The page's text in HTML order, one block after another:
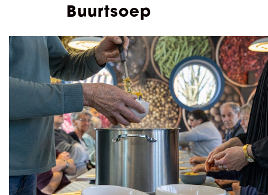
Buurtsoep